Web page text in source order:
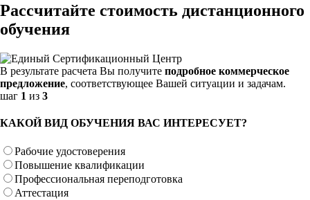
Рассчитайте стоимость дистанционного
обучения
В результате расчета Вы получите подробное коммерческое
предложение, соответствующее Вашей ситуации и задачам.
шаг 1 из 3
КАКОЙ ВИД ОБУЧЕНИЯ ВАС ИНТЕРЕСУЕТ?
Рабочие удостоверения
Повышение квалификации
Профессиональная переподготовка
Аттестация